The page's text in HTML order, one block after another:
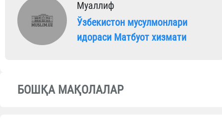
Муаллиф
Ўзбекистон мусулмонлари
идораси Матбуот хизмати
БОШҚА МАҚОЛАЛАР